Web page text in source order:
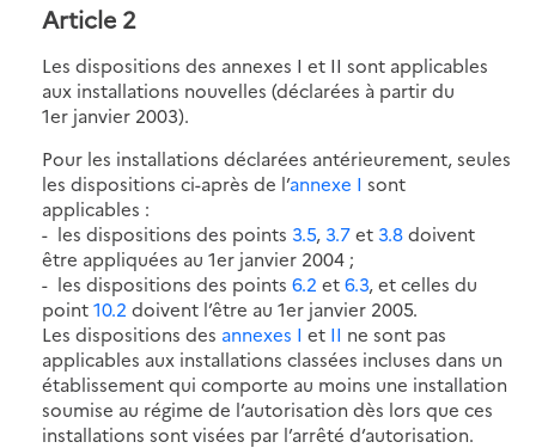
Article 2
Les dispositions des annexes I et II sont applicables
aux installations nouvelles (déclarées à partir du
1er janvier 2003).
Pour les installations déclarées antérieurement, seules
les dispositions ci-après de l’annexe I sont
applicables :
- les dispositions des points 3.5, 3.7et 3.8doivent
être appliquées au 1er janvier 2004 ;
- les dispositions des points 6.2 et6.3, et celles du
point10.2 doivent l’être au 1er janvier 2005.
Les dispositions des annexes I et II ne sont pas
applicables aux installations classées incluses dans un
établissement qui comporte au moins une installation
soumise au régime de l’autorisation dès lors que ces
installations sont visées par l’arrêté d’autorisation.